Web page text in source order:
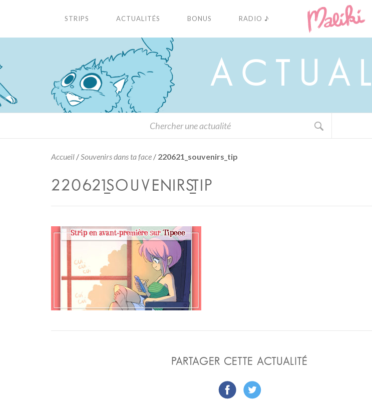
STRIPS ACTUALITÉS BONUS RADIO ♪
A C U A L
Accueil /Souvenirs dans ta face / 220621_souvenirs_tip
220621_SOUVENIRS_TIP
PARTAGER CETTE ACTUALITÉ